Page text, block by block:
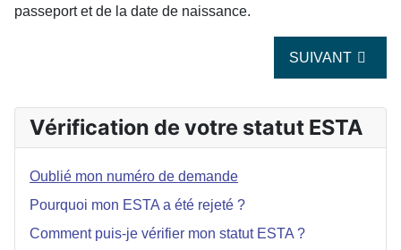
passeport et de la date de naissance.
ARTICLE
SUIVANT
Vérification de votre statut ESTA
Oublié mon numéro de demande
Pourquoi mon ESTA a été rejeté ?
Comment puis-je vérifier mon statut ESTA ?